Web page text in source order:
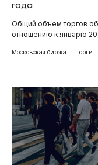
года
Общий объем торгов
отношению к январю
Московская биржа Торги